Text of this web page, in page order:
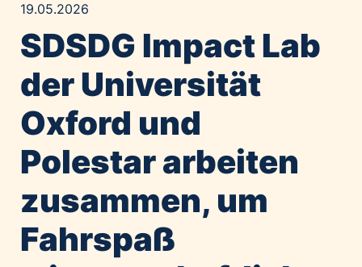
Alawyer
Amadeus Austrian Music Awards
Constantia Flexibles
Costa Kreuzfahrten
Emirates
Expo 2025 Osaka
GE HealthCare
19.05.2026
SDSDG Impact Lab
der Universität
Oxford und
Polestar arbeiten
zusammen, um
Fahrspaß